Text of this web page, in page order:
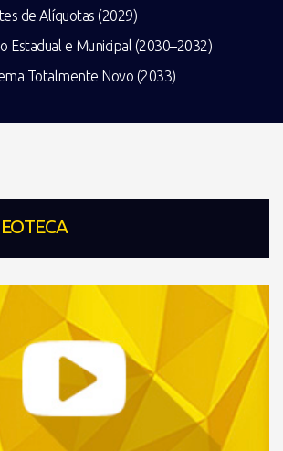
de Alíquotas (2029)
Estadual e Municipal (2030–2032)
Totalmente Novo (2033)